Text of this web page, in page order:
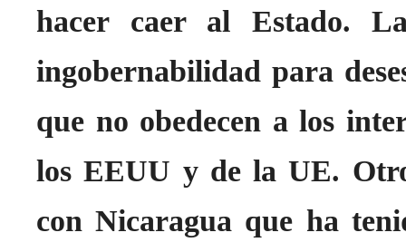
hacer caer al Estado.
ingobernabilidad para
que no obedecen a los
los EEUU y de la UE.
con Nicaragua que ha